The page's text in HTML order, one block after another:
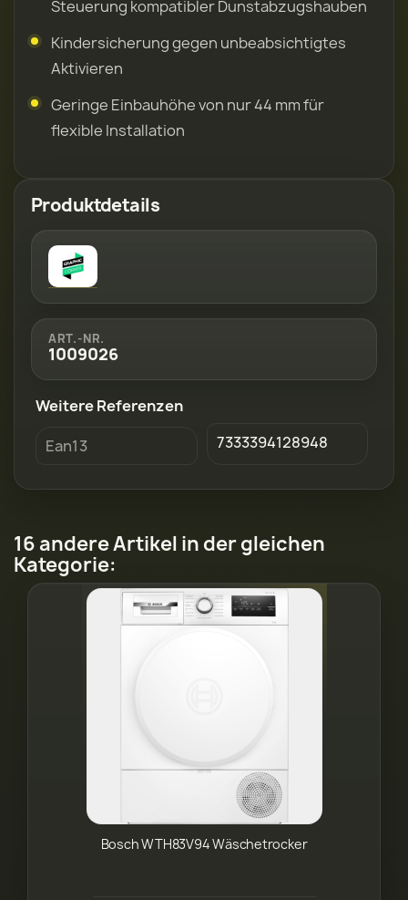
Steuerung kompatibler Dunstabzugshauben
Kindersicherung gegen unbeabsichtigtes
Aktivieren
Geringe Einbauhöhe von nur 44 mm für
flexible Installation
Produktdetails
ART.-NR.
1009026
Weitere Referenzen
Ean13
7333394128948
16 andere Artikel in der gleichen
Kategorie:
Bosch WTH83V94 Wäschetrocker